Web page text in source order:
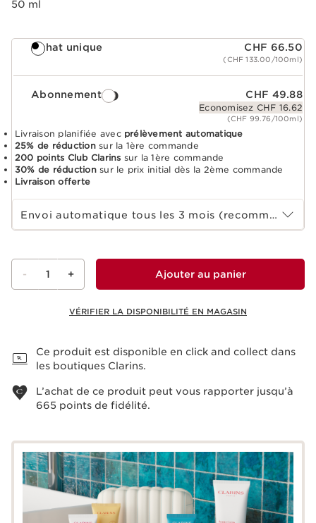
50 ml
Achat unique CHF 66.50
(CHF 133.00/100ml)
Abonnement CHF 49.88
Economisez CHF 16.62
(CHF 99.76/100ml)
Livraison planifiée avec prélèvement automatique
25% de réductionsur la 1ère commande
200 points Club Clarins sur la 1ère commande
30% de réductionsur le prix initial dès la 2ème commande
Livraison offerte
Sélectionnez la durée de l'abonnement
Envoi automatique tous les 3 mois (recommandé)
- 1 + Ajouter au panier
VÉRIFIER LA DISPONIBILITÉ EN MAGASIN
Ce produit est disponible en click and collect dans
les boutiques Clarins.
L’achat de ce produit peut vous rapporter jusqu’à
665 points de fidélité.